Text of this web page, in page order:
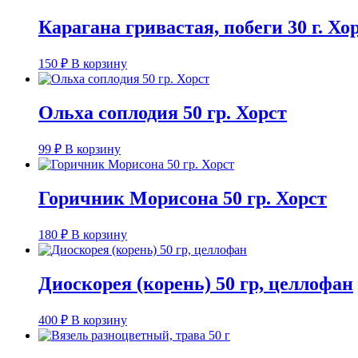
Карагана гривастая, побеги 30 г.
150 ₽ В корзину
Ольха соплодия 50 гр. Хорст
99 ₽ В корзину
Горичник Морисона 50 гр. Хорст
180 ₽ В корзину
Диоскорея (корень) 50 гр, целлофан
400 ₽ В корзину